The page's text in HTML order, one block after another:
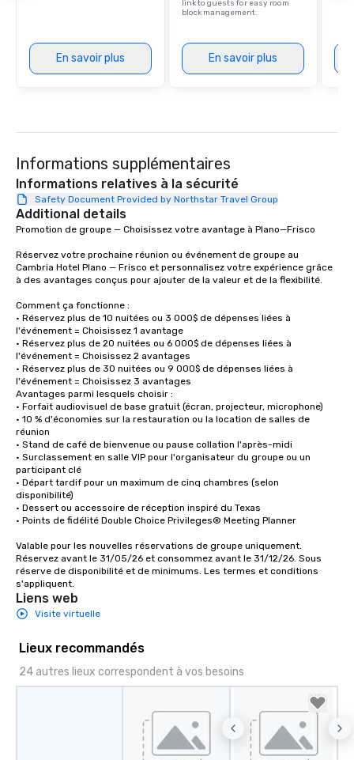
En savoir plus
link to guests for easy room
block management.
En savoir plus
Informations supplémentaires
Informations relatives à la sécurité
Safety Document Provided by Northstar Travel Group
Additional details
Promotion de groupe — Choisissez votre avantage à Plano—Frisco
Réservez votre prochaine réunion ou événement de groupe au
Cambria Hotel Plano — Frisco et personnalisez votre expérience grâce
à des avantages conçus pour ajouter de la valeur et de la flexibilité.
Comment ça fonctionne :
• Réservez plus de 10 nuitées ou 3 000$ de dépenses liées à
l'événement = Choisissez 1 avantage
• Réservez plus de 20 nuitées ou 6 000$ de dépenses liées à
l'événement = Choisissez 2 avantages
• Réservez plus de 30 nuitées ou 9 000$ de dépenses liées à
l'événement = Choisissez 3 avantages
Avantages parmi lesquels choisir :
• Forfait audiovisuel de base gratuit (écran, projecteur, microphone)
• 10 % d'économies sur la restauration ou la location de salles de
réunion
• Stand de café de bienvenue ou pause collation l'après-midi
• Surclassement en salle VIP pour l'organisateur du groupe ou un
participant clé
• Départ tardif pour un maximum de cinq chambres (selon
disponibilité)
• Dessert ou accessoire de réception inspiré du Texas
• Points de fidélité Double Choice Privileges® Meeting Planner
Valable pour les nouvelles réservations de groupe uniquement.
Réservez avant le 31/05/26 et consommez avant le 31/12/26. Sous
réserve de disponibilité et de minimums. Les termes et conditions
s'appliquent.
Liens web
Visite virtuelle
Lieux recommandés
24 autres lieux correspondent à vos besoins